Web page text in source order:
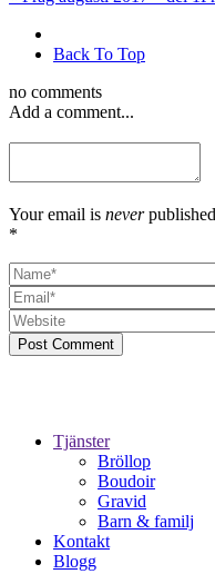
Back To Top
no comments
Add a comment...
Your email is never
*
Post Comment
Tjänster
Bröllop
Boudoir
Gravid
Barn & familj
Kontakt
Blogg